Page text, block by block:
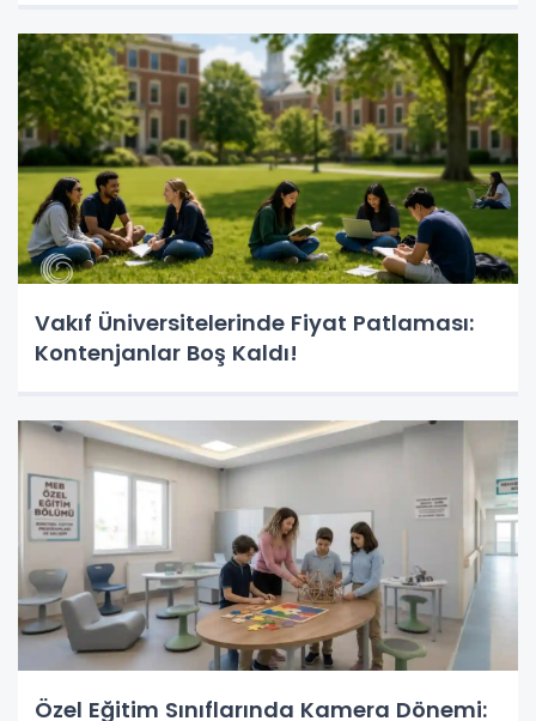
Vakıf Üniversitelerinde Fiyat Patlaması:
Kontenjanlar Boş Kaldı!
Özel Eğitim Sınıflarında Kamera Dönemi: